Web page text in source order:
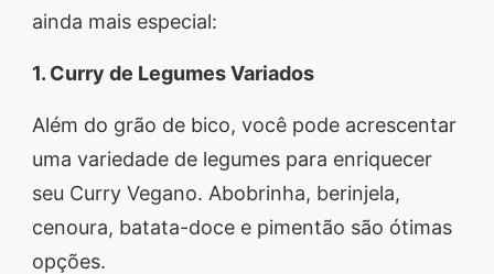
ainda mais especial:
1. Curry de Legumes Variados
Além do grão de bico, você pode acrescentar
uma variedade de legumes para enriquecer
seu Curry Vegano. Abobrinha, berinjela,
cenoura, batata-doce e pimentão são ótimas
opções.